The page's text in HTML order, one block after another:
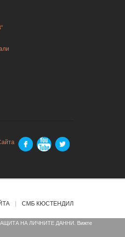
СМБ КЮСТЕНДИЛ
НА ЛИЧНИТЕ ДАННИ.
Вижте